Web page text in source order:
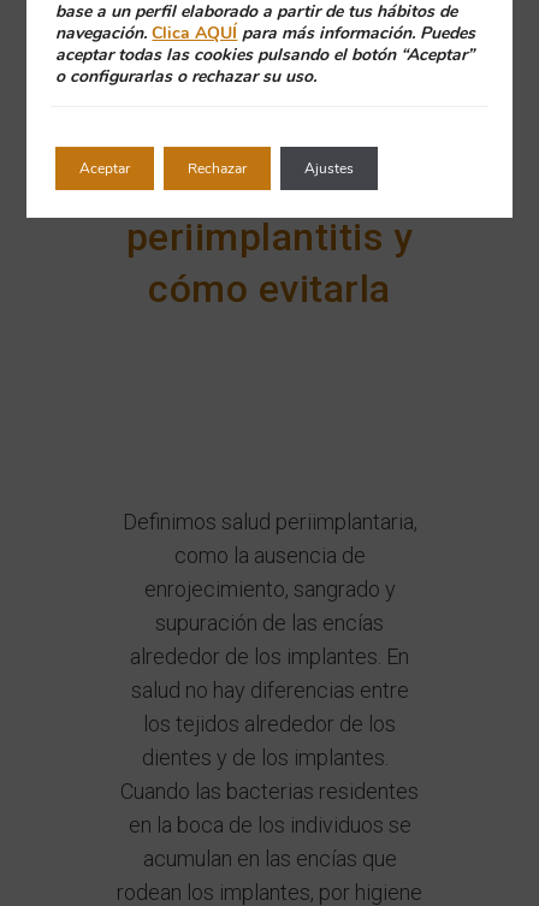
Que es la
periimplantitis y
cómo evitarla
Definimos salud periimplantaria,
como la ausencia de
enrojecimiento, sangrado y
supuración de las encías
alrededor de los implantes. En
salud no hay diferencias entre
los tejidos alrededor de los
dientes y de los implantes.
Cuando las bacterias residentes
en la boca de los individuos se
acumulan en las encías que
rodean los implantes, por higiene
base a un perfil elaborado a partir de tus hábitos de
navegación.Clica AQUÍ para más información. Puedes
aceptar todas las cookies pulsando el botón “Aceptar”
o configurarlas o rechazar su uso.
Aceptar Rechazar Ajustes